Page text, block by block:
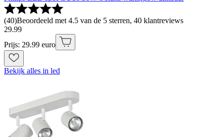
(40)Beoordeeld met 4.5 van de 5 sterren, 40 klantreviews
29.99
Prijs: 29.99 euro
Bekijk alles in led